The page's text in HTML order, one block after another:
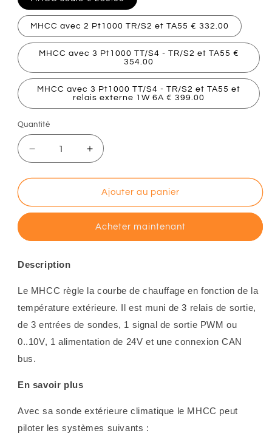
MHCC avec 2 Pt1000 TR/S2 et TA55 € 332.00
MHCC avec 3 Pt1000 TT/S4 - TR/S2 et TA55 €
354.00
MHCC avec 3 Pt1000 TT/S4 - TR/S2 et TA55 et
relais externe 1W 6A € 399.00
Quantité
Réduire
la
quantité
SOREL
climatique
chauffage
Augmenter
la
quantité
SOREL
régulateur
climatique
Ajouter au panier
Acheter maintenant
Description
Le MHCC règle la courbe de chauffage en fonction de la
température extérieure. Il est muni de 3 relais de sortie,
de 3 entrées de sondes, 1 signal de sortie PWM ou
0..10V, 1 alimentation de 24V et une connexion CAN
bus.
En savoir plus
Avec sa sonde extérieure climatique le MHCC peut
piloter les systèmes suivants :